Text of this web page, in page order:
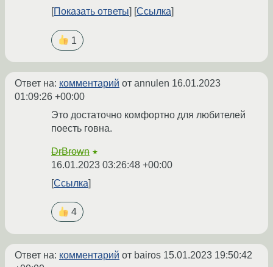
Показать ответы
Ссылка
1
Ответ на: комментарий от annulen 16.01.2023
01:09:26 +00:00
Это достаточно комфортно для любителей
поесть говна.
DrBrown ★
16.01.2023 03:26:48 +00:00
Ссылка
4
Ответ на: комментарий от bairos 15.01.2023 19:50:42